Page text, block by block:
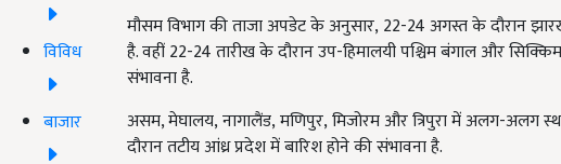
विविध
बाजार
मौसम विभाग की ताजा अपडेट के अनुसार,22-24अगस्त के दौरान
है. वहीं22-24तारीख के दौरान उप-हिमालयी पश्चिम बंगाल और
संभावना है.
असम, मेघालय,नागालैंड,मणिपुर,मिजोरम और त्रिपुरा में अलग-अलग
दौरान तटीय आंध्र प्रदेश में बारिश होने की संभावना है.